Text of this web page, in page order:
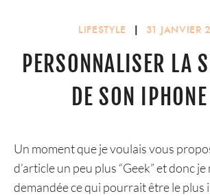
LIFESTYLE | 31 JANVIER
PERSONNALISER LA
DE SON
Un moment que je voulais vous
d’article un peu plus “Geek” et donc je
demandée ce qui pourrait être le